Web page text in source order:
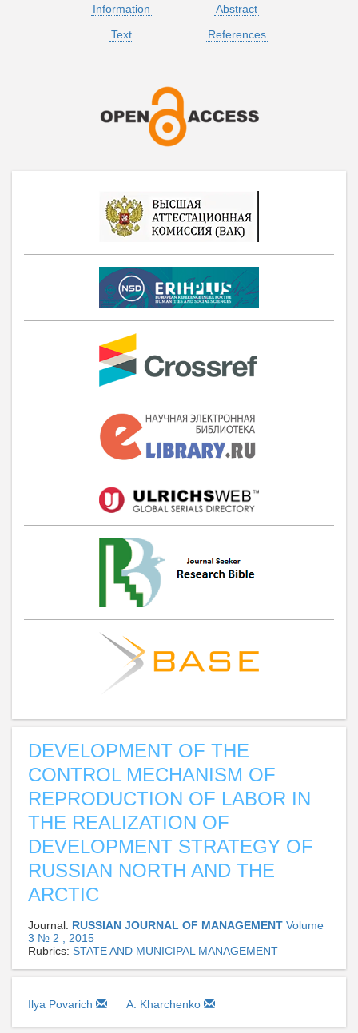
Information
Abstract
Text
References
DEVELOPMENT OF THE
CONTROL MECHANISM OF
REPRODUCTION OF LABOR IN
THE REALIZATION OF
DEVELOPMENT STRATEGY OF
RUSSIAN NORTH AND THE
ARCTIC
Journal: RUSSIAN JOURNAL OF MANAGEMENT Volume
3 № 2 , 2015
Rubrics: STATE AND MUNICIPAL MANAGEMENT
Ilya Povarich A. Kharchenko